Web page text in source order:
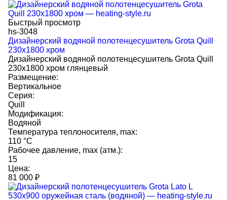
Быстрый просмотр
hs-3048
Дизайнерский водяной полотенцесушитель Grota Quill
230x1800 хром
Дизайнерский водяной полотенцесушитель Grota Quill
230x1800 хром глянцевый
Размещение:
Вертикальное
Серия:
Quill
Модификация:
Водяной
Температура теплоносителя, max:
110 °C
Рабочее давление, max (атм.):
15
Цена:
81 000 ₽